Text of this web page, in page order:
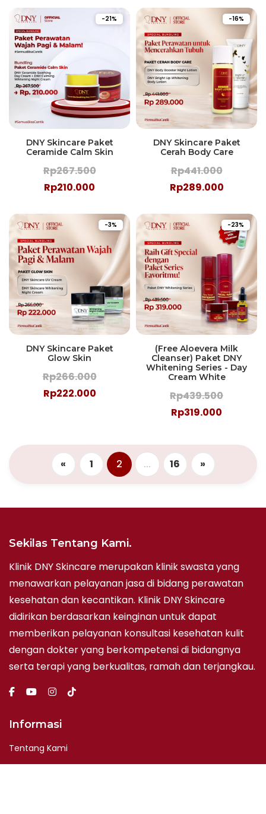
-21%
DNY Skincare Paket
Ceramide Calm Skin
Rp267.500
Rp210.000
-16%
DNY Skincare Paket
Cerah Body Care
Rp441.000
Rp289.000
-3%
DNY Skincare Paket
Glow Skin
Rp266.000
Rp222.000
-23%
(Free Aloevera Milk
Cleanser) Paket DNY
Whitening Series - Day
Cream White
Rp439.500
Rp319.000
« 1 2 ... 16 »
Sekilas Tentang Kami.
Klinik DNY Skincare merupakan klinik swasta yang
menawarkan pelayanan jasa di bidang perawatan
kesehatan dan kecantikan. Klinik DNY Skincare
didirikan berdasarkan keinginan untuk dapat
memberikan pelayanan konsultasi kesehatan kulit
dengan dokter yang berkompetensi di bidangnya
serta terapi yang berkualitas, ramah dan terjangkau.
Informasi
Tentang Kami